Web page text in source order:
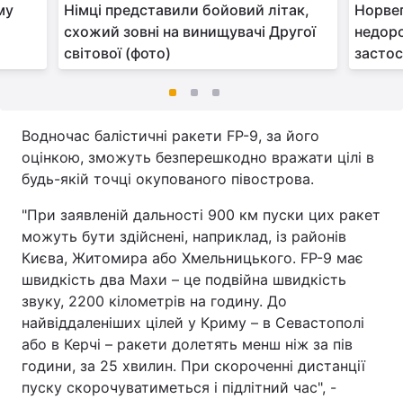
Німці представили бойовий літак,
схожий зовні на винищувачі Другої
світової (фото)
Водночас балістичні ракети FP-9, за його
оцінкою, зможуть безперешкодно вражати цілі в
будь-якій точці окупованого півострова.
"При заявленій дальності 900 км пуски цих ракет
можуть бути здійснені, наприклад, із районів
Києва, Житомира або Хмельницького. FP-9 має
швидкість два Махи – це подвійна швидкість
звуку, 2200 кілометрів на годину. До
найвіддаленіших цілей у Криму – в Севастополі
або в Керчі – ракети долетять менш ніж за пів
години, за 25 хвилин. При скороченні дистанції
пуску скорочуватиметься і підлітний час", -